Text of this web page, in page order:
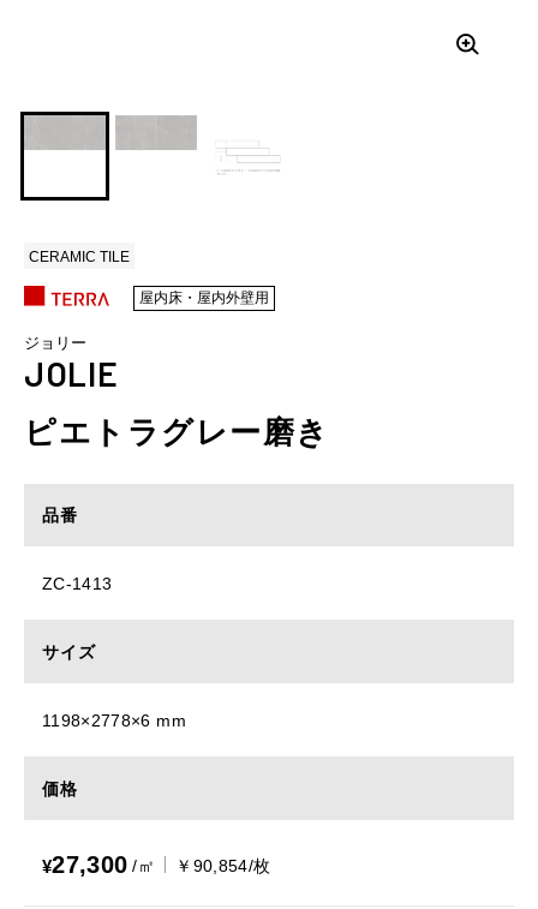
CERAMIC TILE
屋内床・屋内外壁用
ジョリー
JOLIE
ピエトラグレー磨き
品番
ZC-1413
サイズ
1198×2778×6 mm
価格
¥27,300 /㎡ ￥90,854/枚